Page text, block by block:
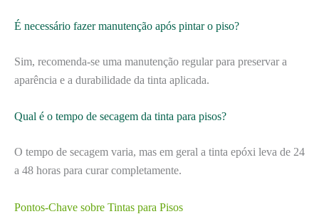
É necessário fazer manutenção após pintar o piso?
Sim, recomenda-se uma manutenção regular para preservar a
aparência e a durabilidade da tinta aplicada.
Qual é o tempo de secagem da tinta para pisos?
O tempo de secagem varia, mas em geral a tinta epóxi leva de 24
a 48 horas para curar completamente.
Pontos-Chave sobre Tintas para Pisos